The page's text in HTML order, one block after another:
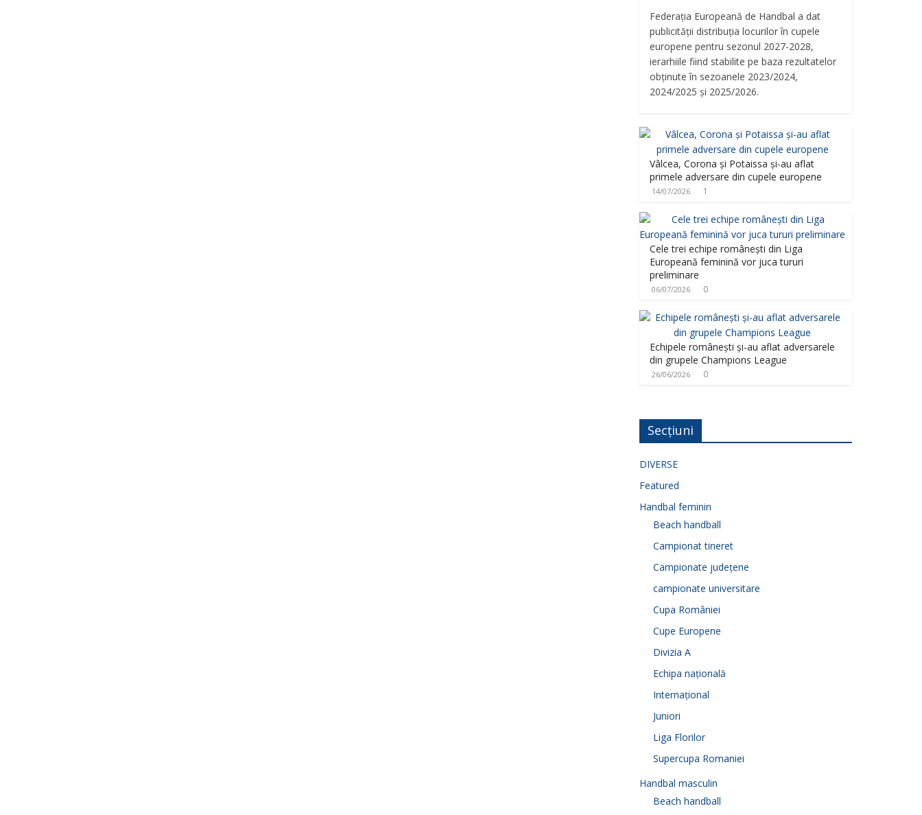
Federația Europeană de Handbal a dat
publicității distribuția locurilor în cupele
europene pentru sezonul 2027-2028,
ierarhiile fiind stabilite pe baza rezultatelor
obținute în sezoanele 2023/2024,
2024/2025 și 2025/2026.
Vâlcea, Corona și Potaissa și-au aflat
primele adversare din cupele europene
14/07/2026 1
Cele trei echipe românești din Liga
Europeană feminină vor juca tururi
preliminare
06/07/2026 0
Echipele românești și-au aflat adversarele
din grupele Champions League
26/06/2026 0
Secțiuni
DIVERSE
Featured
Handbal feminin
Beach handball
Campionat tineret
Campionate județene
campionate universitare
Cupa României
Cupe Europene
Divizia A
Echipa națională
Internațional
Juniori
Liga Florilor
Supercupa Romaniei
Handbal masculin
Beach handball